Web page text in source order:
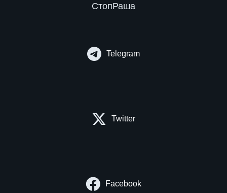
СтопРаша
Telegram
Twitter
Facebook